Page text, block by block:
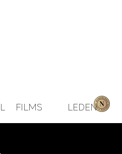
FILMS LEDEN